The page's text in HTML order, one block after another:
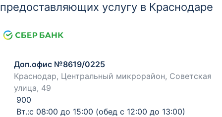
предоставляющих услугу в Краснодаре
Доп.офис №8619/0225
Краснодар, Центральный микрорайон, Советская
улица, 49
900
Вт.:с 08:00 до 15:00 (обед с 12:00 до 13:00)